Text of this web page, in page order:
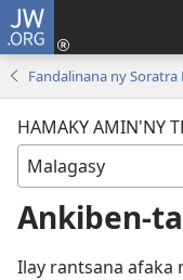
JW.ORG
Fandalinana ny Soratra
HAMAKY AMIN'NY
Ankiben-
Ilay rantsana afaka